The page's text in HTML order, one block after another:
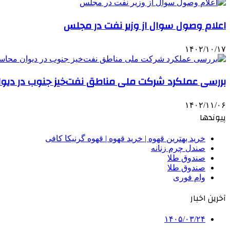
اعلام وصول سوال از وزیر نفت در مجلس
۱۴۰۲/۱۰/۱۷
بررسی عملکرد شرکت ملی مناطق نفت‌خیز جنوب در
۱۴۰۲/۱۱/۰۶
پیوندها
خرید بهترین قهوه | خرید قهوه | قهوه گرنیکا کافی
صندل چرم زنانه
صندوق طلا
صندوق طلا
وام فوری
آخرین اخبار
۱۴۰۵/۰۳/۲۴